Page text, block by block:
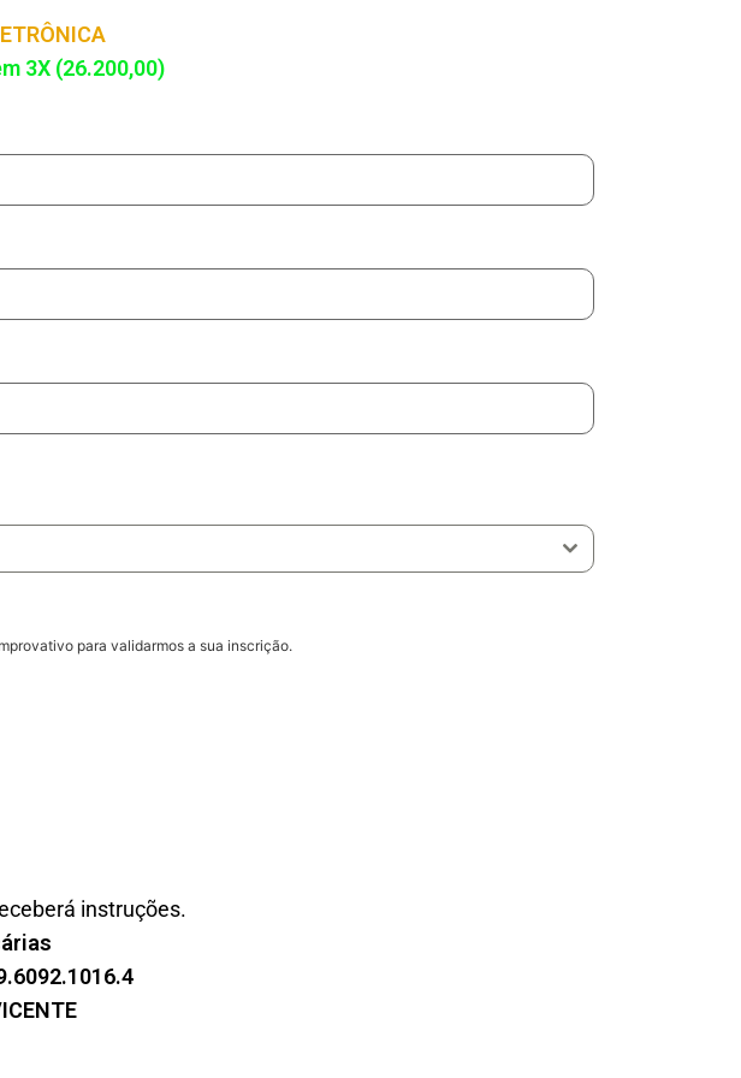
3X (26.200,00)
para validarmos a sua inscrição.
instruções.